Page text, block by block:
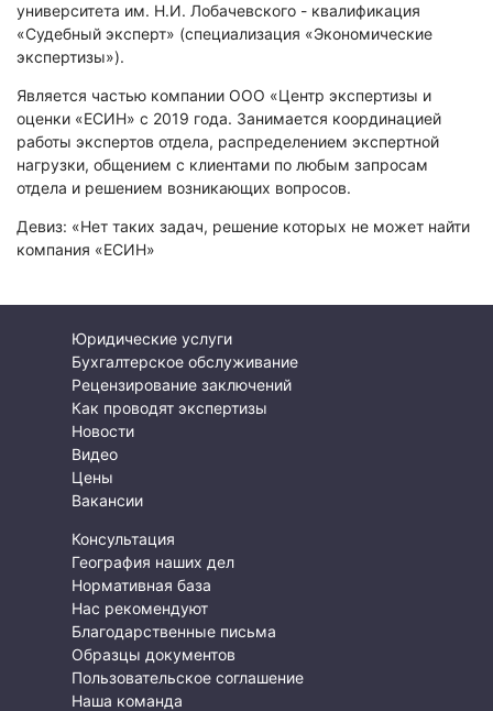
Лингвистическая экспертиза
Автороведческая экспертиза
Компьютерно-техническая экспертиза
Экспертиза игрового оборудования
Пожарно-техническая экспертиза
Экологическая экспертиза
Юридико-лингвистическая экспертиза
Юридическая экспертиза
Исследования на полиграфе
Комплексная экспертиза
Геммологическая экспертиза (ювелирная)
Заключение эксперта на иностранном языке
университета им. Н.И. Лобачевского - квалификация
«Судебный эксперт» (специализация «Экономические
экспертизы»).
Является частью компании ООО «Центр экспертизы и
оценки «ЕСИН» с 2019 года. Занимается координацией
работы экспертов отдела, распределением экспертной
нагрузки, общением с клиентами по любым запросам
отдела и решением возникающих вопросов.
Девиз: «Нет таких задач, решение которых не может найти
компания «ЕСИН»
Юридические услуги
Бухгалтерское обслуживание
Рецензирование заключений
Как проводят экспертизы
Новости
Видео
Цены
Вакансии
Консультация
География наших дел
Нормативная база
Нас рекомендуют
Благодарственные письма
Образцы документов
Пользовательское соглашение
Наша команда